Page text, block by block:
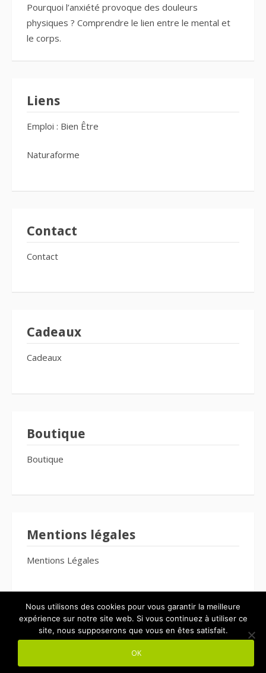
Pourquoi l’anxiété provoque des douleurs
physiques ? Comprendre le lien entre le mental et
le corps.
Liens
Emploi : Bien Être
Naturaforme
Contact
Contact
Cadeaux
Cadeaux
Boutique
Boutique
Mentions légales
Mentions Légales
Thème Fooding par
Nous utilisons des cookies pour vous garantir la meilleure
expérience sur notre site web. Si vous continuez à utiliser ce
site, nous supposerons que vous en êtes satisfait.
OK